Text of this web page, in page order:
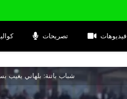
تصريحات فيديوهات
شباب باتنة: بلهاني يغيب